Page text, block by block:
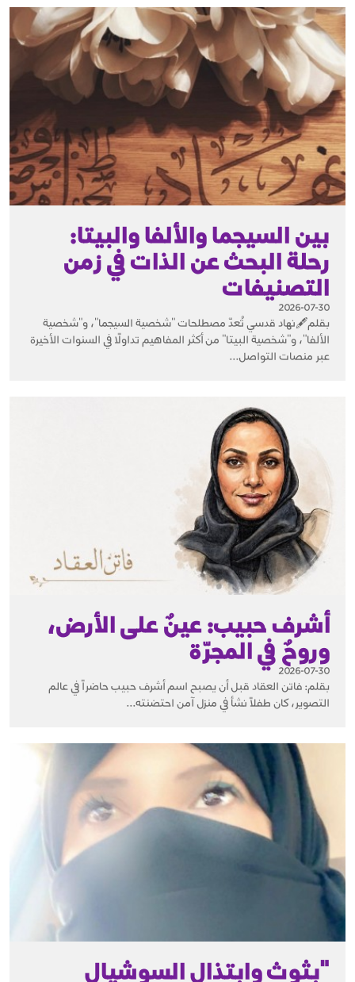
بين السيجما والألفا والبيتا:
رحلة البحث عن الذات في زمن
التصنيفات
2026-07-30
بقلم🖋️نهاد قدسي تُعدّ مصطلحات "شخصية السيجما"، و"شخصية
الألفا"، و"شخصية البيتا" من أكثر المفاهيم تداولًا في السنوات الأخيرة
عبر منصات التواصل...
أشرف حبيب: عينٌ على الأرض،
وروحٌ في المجرّة
2026-07-30
بقلم: فاتن العقاد قبل أن يصبح اسم أشرف حبيب حاضراً في عالم
التصوير، كان طفلاً نشأ في منزل آمن احتضنته...
"بثوث وابتذال السوشيال